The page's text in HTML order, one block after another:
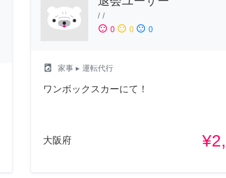
/ /
sentiment_satisfied 0 sentiment_neutral 0 sentiment_dissatisfied 0
local_laundry_service 家事▸ 運転代行
ワンボックスカーにて！
大阪府